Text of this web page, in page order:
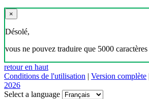
×
Désolé,
vous ne pouvez traduire que 5000
retour en haut
Conditions de l'utilisation | Version complète
2026
Select a language